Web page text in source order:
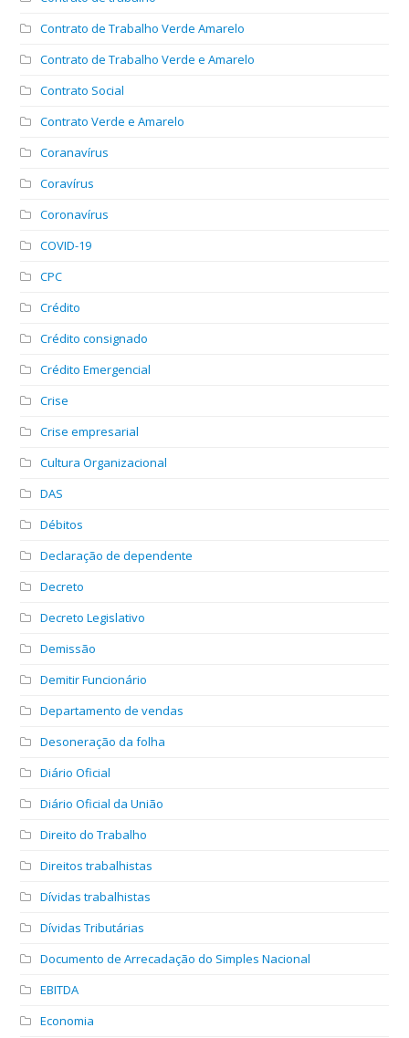
Contrato de Trabalho Verde Amarelo
Contrato de Trabalho Verde e Amarelo
Contrato Social
Contrato Verde e Amarelo
Coranavírus
Coravírus
Coronavírus
COVID-19
CPC
Crédito
Crédito consignado
Crédito Emergencial
Crise
Crise empresarial
Cultura Organizacional
DAS
Débitos
Declaração de dependente
Decreto
Decreto Legislativo
Demissão
Demitir Funcionário
Departamento de vendas
Desoneração da folha
Diário Oficial
Diário Oficial da União
Direito do Trabalho
Direitos trabalhistas
Dívidas trabalhistas
Dívidas Tributárias
Documento de Arrecadação do Simples Nacional
EBITDA
Economia